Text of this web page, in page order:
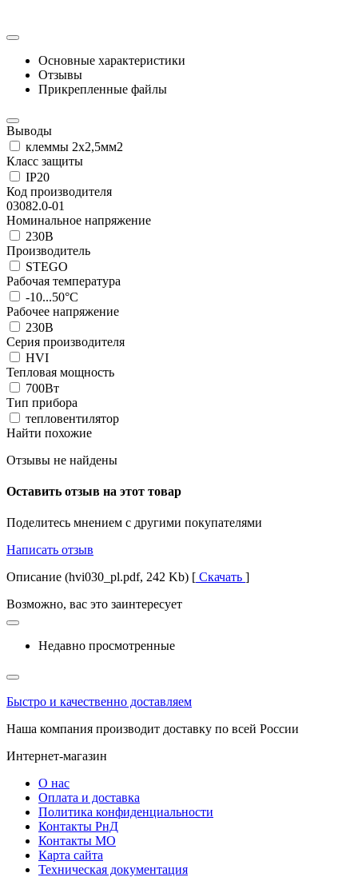
Основные характеристики
Отзывы
Прикрепленные файлы
Выводы
клеммы 2x2,5мм2
Класс защиты
IP20
Код производителя
03082.0-01
Номинальное напряжение
230В
Производитель
STEGO
Рабочая температура
-10...50°C
Рабочее напряжение
230В
Серия производителя
HVI
Тепловая мощность
700Вт
Тип прибора
тепловентилятор
Найти похожие
Отзывы не найдены
Оставить отзыв на этот товар
Поделитесь мнением с другими покупателями
Написать отзыв
Описание (hvi030_pl.pdf, 242 Kb) [ Скачать ]
Возможно, вас это заинтересует
Недавно просмотренные
Быстро и качественно доставляем
Наша компания производит доставку по всей России
Интернет-магазин
О нас
Оплата и доставка
Политика конфиденциальности
Контакты РнД
Контакты МО
Карта сайта
Техническая документация